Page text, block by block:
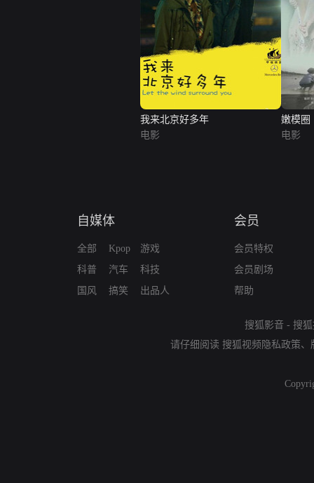
我来北京好多年
电影
嫩模圈
电影
自媒体
全部
科普
国风
Kpop
汽车
搞笑
游戏
科技
出品人
会员
会员特权
会员剧场
帮助
搜狐影音 - 搜
请仔细阅读 搜狐视频隐私政策、